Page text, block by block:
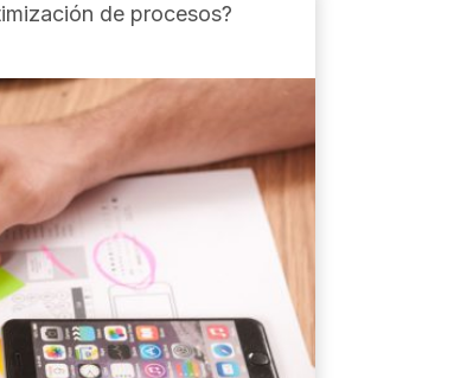
de procesos?